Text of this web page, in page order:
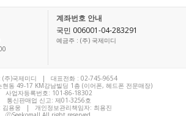
계좌번호 안내
국민 006001-04-283291
예금주 : (주) 국제미디
(주)국제미디 | 대표전화 : 02-745-9654
현동 49-17 KM강남빌딩 1층 (이어폰, 헤드폰 전문매장)
사업자등록번호: 101-86-18302
통신판매업 신고: 제01-3256호
김용웅 | 개인정보관리책임자: 최용진